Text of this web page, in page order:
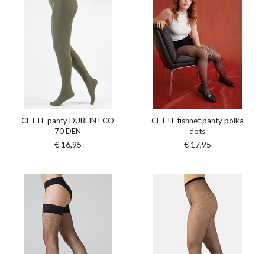
CETTE panty DUBLIN ECO
70 DEN
€ 16,95
CETTE fishnet panty polka
dots
€ 17,95